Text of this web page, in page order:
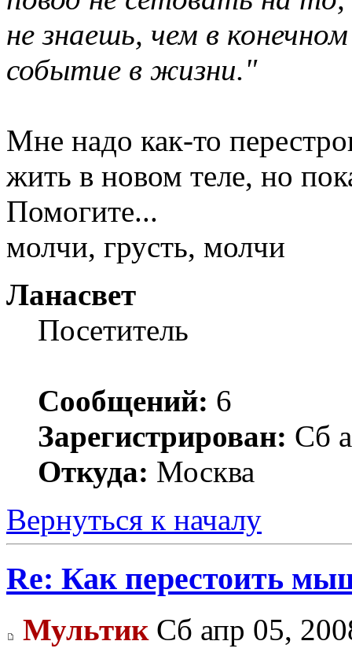
не знаешь, чем в
событие в жизни."
Мне надо как-то
жить в новом теле, но
Помогите...
молчи, грусть, молчи
Ланасвет
Посетитель
Сообщений: 6
Зарегистрирован: Сб
Откуда: Москва
Вернуться к началу
Re: Как перестоить
Мультик Сб апр 05,